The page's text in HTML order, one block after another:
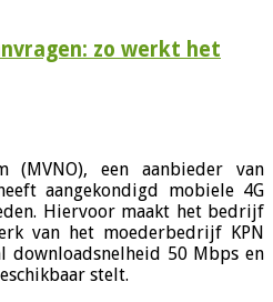
zo werkt het
(MVNO), een aanbieder van
aangekondigd mobiele 4G
Hiervoor maakt het bedrijf
van het moederbedrijf KPN
downloadsnelheid 50 Mbps en
stelt.